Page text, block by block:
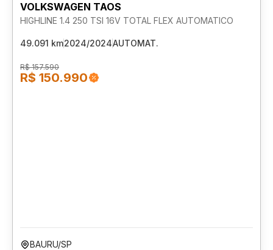
VOLKSWAGEN TAOS
HIGHLINE 1.4 250 TSI 16V TOTAL FLEX AUTOMATICO
49.091 km2024/2024AUTOMAT.
R$ 157.590
R$ 150.990
BAURU/SP